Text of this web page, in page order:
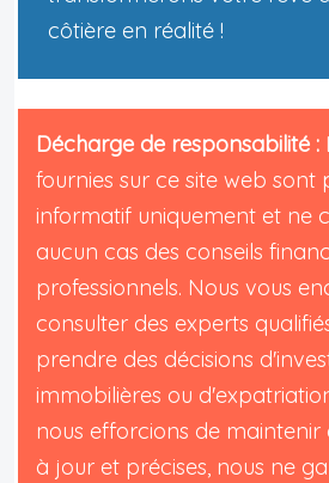
côtière en réalité !
Décharge de responsabilité :
fournies sur ce site web sont
informatif uniquement et ne
aucun cas des conseils
professionnels. Nous vous
consulter des experts
prendre des décisions
immobilières ou
nous efforcions de maintenir
à jour et précises, nous ne